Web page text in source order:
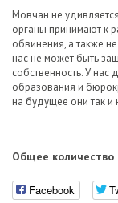
Мовчан не
органы принимают к
обвинения, а также
нас не может быть
собственность. У нас
образования и
на будущее они так и
Общее количество
Facebook